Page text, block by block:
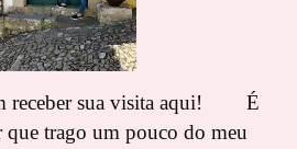
sua visita aqui! É
que trago um pouco do meu